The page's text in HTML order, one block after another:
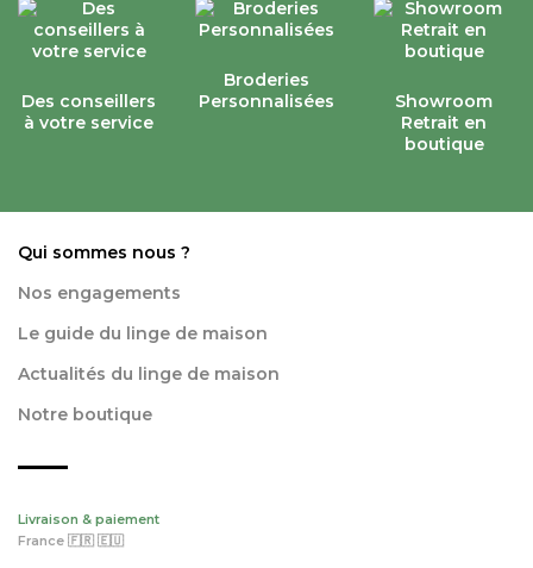
Des conseillers
à votre service
Broderies
Personnalisées
Showroom
Retrait en
boutique
Qui sommes nous ?
Nos engagements
Le guide du linge de maison
Actualités du linge de maison
Notre boutique
Livraison & paiement
France 🇫🇷 🇪🇺